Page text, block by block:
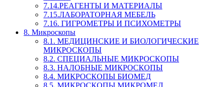
7.14.РЕАГЕНТЫ И МАТЕРИАЛЫ
7.15.ЛАБОРАТОРНАЯ МЕБЕЛЬ
7.16. ГИГРОМЕТРЫ И ПСИХОМЕТРЫ
8. Микроскопы
8.1. МЕДИЦИНСКИЕ И БИОЛОГИЧЕСКИЕ
МИКРОСКОПЫ
8.2. СПЕЦИАЛЬНЫЕ МИКРОСКОПЫ
8.3. НАЛОБНЫЕ МИКРОСКОПЫ
8.4. МИКРОСКОПЫ БИОМЕД
8.5. МИКРОСКОПЫ МИКРОМЕД